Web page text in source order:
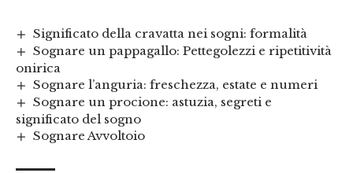
Significato della cravatta nei sogni: formalità
Sognare un pappagallo: Pettegolezzi e ripetitività
onirica
Sognare l’anguria: freschezza, estate e numeri
Sognare un procione: astuzia, segreti e
significato del sogno
Sognare Avvoltoio